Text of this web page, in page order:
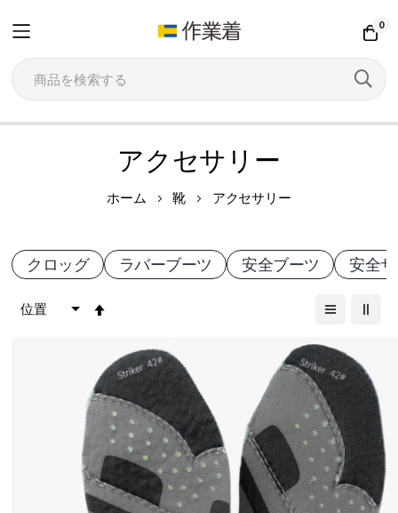
0
ツ
に
ス
アクセサリー
ホーム 靴 アクセサリー
クロッグ ラバーブーツ 安全ブーツ 安全